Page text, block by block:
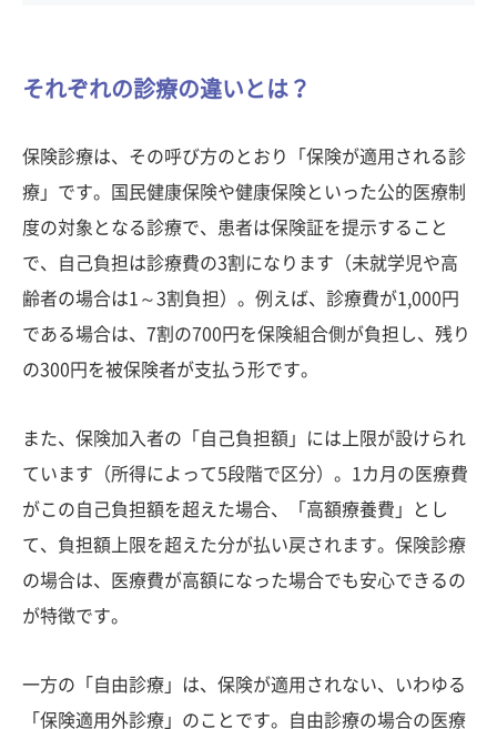
それぞれの診療の違いとは？
保険診療は、その呼び方のとおり「保険が適用される診
療」です。国民健康保険や健康保険といった公的医療制
度の対象となる診療で、患者は保険証を提示すること
で、自己負担は診療費の3割になります（未就学児や高
齢者の場合は1～3割負担）。例えば、診療費が1,000円
である場合は、7割の700円を保険組合側が負担し、残り
の300円を被保険者が支払う形です。
また、保険加入者の「自己負担額」には上限が設けられ
ています（所得によって5段階で区分）。1カ月の医療費
がこの自己負担額を超えた場合、「高額療養費」とし
て、負担額上限を超えた分が払い戻されます。保険診療
の場合は、医療費が高額になった場合でも安心できるの
が特徴です。
一方の「自由診療」は、保険が適用されない、いわゆる
「保険適用外診療」のことです。自由診療の場合の医療